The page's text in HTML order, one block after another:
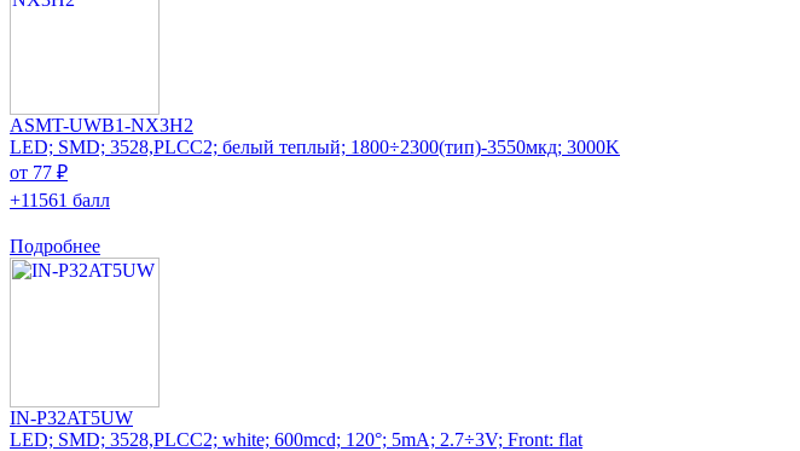
ASMT-UWB1-NX3H2
LED; SMD; 3528,PLCC2; белый теплый; 1800÷2300(тип)-3550мкд; 3000K
от 77 ₽
+11561 балл
Подробнее
IN-P32AT5UW
LED; SMD; 3528,PLCC2; white; 600mcd; 120°; 5mA; 2.7÷3V; Front: flat